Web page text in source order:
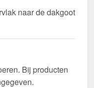
naar de dakgoot
Bij producten